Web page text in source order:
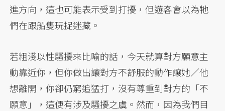
進方向，這也可能表示受到打擾，但遊客會以為牠
們在跟船隻玩捉迷藏。
若粗淺以性騷擾來比喻的話，今天就算對方願意主
動靠近你，但你做出讓對方不舒服的動作讓她／他
想離開，你卻仍窮追猛打，沒有尊重到對方的「不
願意」，這便有涉及騷擾之虞。然而，因為我們目